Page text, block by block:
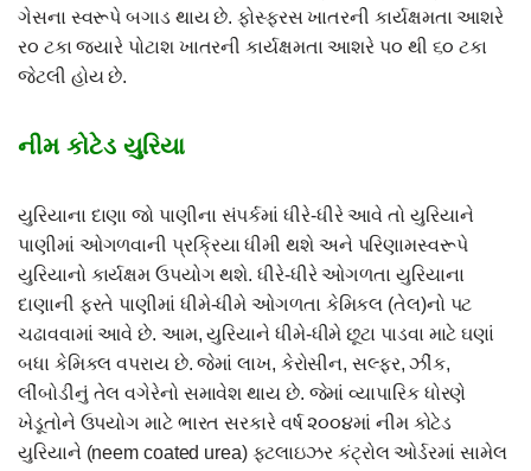
ગેસના સ્વરૂપે બગાડ થાય છે. ફોસ્ફરસ ખાતરની કાર્યક્ષમતા આશરે
ર૦ ટકા જયારે પોટાશ ખાતરની કાર્યક્ષમતા આશરે પ૦ થી ૬૦ ટકા
જેટલી હોય છે.
નીમ કોટેડ યુરિયા
યુરિયાના દાણા જો પાણીના સંપર્કમાં ધીરે-ધીરે આવે તો યુરિયાને
પાણીમાં ઓગળવાની પ્રક્રિયા ધીમી થશે અને પરિણામસ્વરૂપે
યુરિયાનો કાર્યક્ષમ ઉપયોગ થશે. ધીરે-ધીરે ઓગળતા યુરિયાના
દાણાની ફરતે પાણીમાં ધીમે-ધીમે ઓગળતા કેમિકલ (તેલ)નો પટ
ચઢાવવામાં આવે છે. આમ, યુરિયાને ધીમે-ધીમે છૂટા પાડવા માટે ઘણાં
બધા કેમિકલ વપરાય છે. જેમાં લાખ, કેરોસીન, સલ્ફર, ઝીંક,
લીંબોડીનું તેલ વગેરેનો સમાવેશ થાય છે. જેમાં વ્યાપારિક ધોરણે
ખેડૂતોને ઉપયોગ માટે ભારત સરકારે વર્ષ ૨૦૦૪માં નીમ કોટેડ
યુરિયાને (neem coated urea) ફટલાઇઝર કંટ્રોલ ઓર્ડરમાં સામેલ